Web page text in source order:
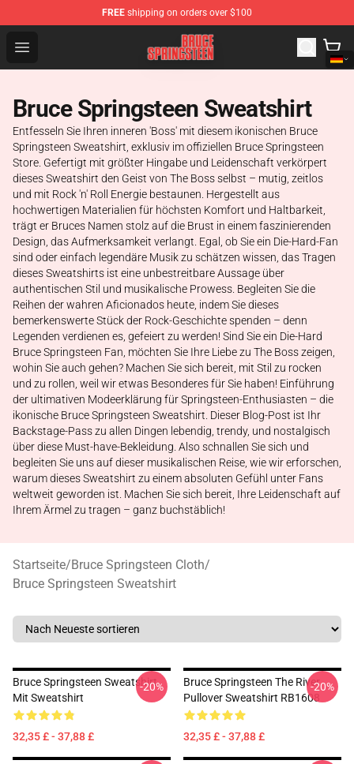
FREE shipping on orders over $100
Open menu
Bruce Springsteen Store - Official Bruce Springsteen
Bruce Springsteen Sweatshirt
Entfesseln Sie Ihren inneren 'Boss' mit diesem ikonischen Bruce
Springsteen Sweatshirt, exklusiv im offiziellen Bruce Springsteen
Store. Gefertigt mit größter Hingabe und Leidenschaft verkörpert
dieses Sweatshirt den Geist von The Boss selbst – mutig, zeitlos
und mit Rock 'n' Roll Energie bestaunen. Hergestellt aus
hochwertigen Materialien für höchsten Komfort und Haltbarkeit,
trägt er Bruces Namen stolz auf die Brust in einem faszinierenden
Design, das Aufmerksamkeit verlangt. Egal, ob Sie ein Die-Hard-Fan
sind oder einfach legendäre Musik zu schätzen wissen, das Tragen
dieses Sweatshirts ist eine unbestreitbare Aussage über
authentischen Stil und musikalische Prowess. Begleiten Sie die
Reihen der wahren Aficionados heute, indem Sie dieses
bemerkenswerte Stück der Rock-Geschichte spenden – denn
Legenden verdienen es, gefeiert zu werden! Sind Sie ein Die-Hard
Bruce Springsteen Fan, möchten Sie Ihre Liebe zu The Boss zeigen,
wohin Sie auch gehen? Machen Sie sich bereit, mit Stil zu rocken
und zu rollen, weil wir etwas Besonderes für Sie haben! Einführung
der ultimativen Modeerklärung für Springsteen-Enthusiasten – die
ikonische Bruce Springsteen Sweatshirt. Dieser Blog-Post ist Ihr
Backstage-Pass zu allen Dingen lebendig, trendy, und nostalgisch
über diese Must-have-Bekleidung. Also schnallen Sie sich und
begleiten Sie uns auf dieser musikalischen Reise, wie wir erforschen,
warum dieses Sweatshirt zu einem absoluten Gefühl unter Fans
weltweit geworden ist. Machen Sie sich bereit, Ihre Leidenschaft auf
Ihrem Ärmel zu tragen – ganz buchstäblich!
Startseite/Bruce Springsteen Cloth/
Bruce Springsteen Sweatshirt
Bruce Springsteen Sweatshirt
Mit Sweatshirt
32,35 £ - 37,88 £
-20%
Bruce Springsteen The River
Pullover Sweatshirt RB1608
32,35 £ - 37,88 £
-20%